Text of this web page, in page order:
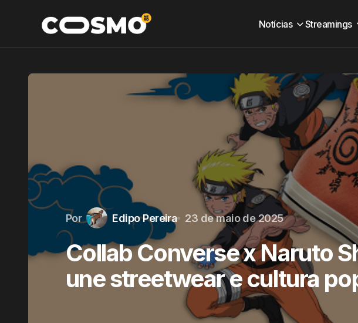
Notícias Streamings
Por Edipo Pereira 23 de maio de 2025
Collab Converse x Naruto
une streetwear e cultura